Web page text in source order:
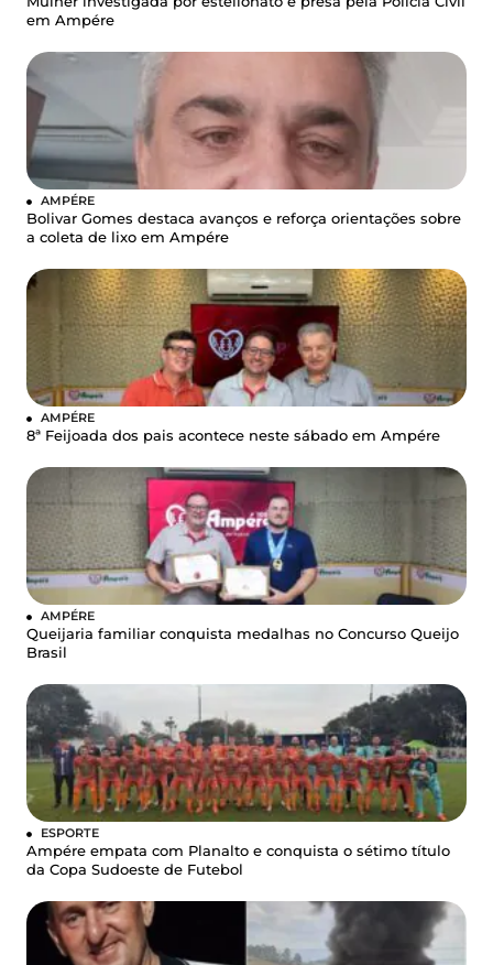
em Ampére
AMPÉRE
Bolivar Gomes destaca avanços e reforça orientações sobre
a coleta de lixo em Ampére
AMPÉRE
8ª Feijoada dos pais acontece neste sábado em Ampére
AMPÉRE
Queijaria familiar conquista medalhas no Concurso Queijo
Brasil
ESPORTE
Ampére empata com Planalto e conquista o sétimo título
da Copa Sudoeste de Futebol